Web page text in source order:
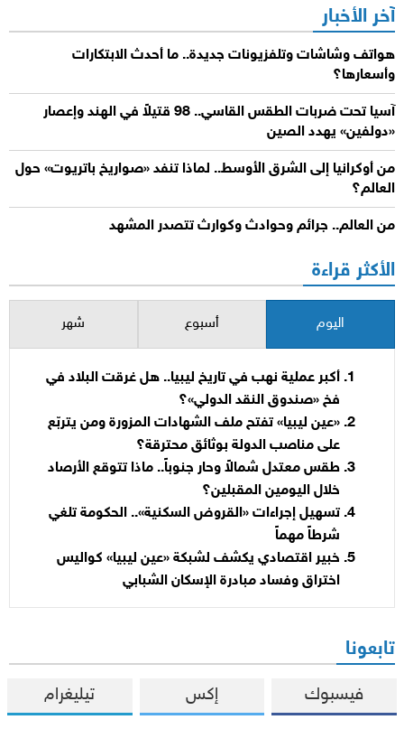
آخر الأخبار
هواتف وشاشات وتلفزيونات جديدة.. ما أحدث الابتكارات
وأسعارها؟
آسيا تحت ضربات الطقس القاسي.. 98 قتيلاً في الهند وإعصار
«دولفين» يهدد الصين
من أوكرانيا إلى الشرق الأوسط.. لماذا تنفد «صواريخ باتريوت» حول
العالم؟
من العالم.. جرائم وحوادث وكوارث تتصدر المشهد
الأكثر قراءة
اليوم أسبوع شهر
أكبر عملية نهب في تاريخ ليبيا.. هل غرقت البلاد في
فخ «صندوق النقد الدولي»؟
«عين ليبيا» تفتح ملف الشهادات المزورة ومن يتربّع
على مناصب الدولة بوثائق محترقة؟
طقس معتدل شمالاً وحار جنوباً.. ماذا تتوقع الأرصاد
خلال اليومين المقبلين؟
تسهيل إجراءات «القروض السكنية».. الحكومة تلغي
شرطاً مهماً
خبير اقتصادي يكشف لشبكة «عين ليبيا» كواليس
اختراق وفساد مبادرة الإسكان الشبابي
تابعونا
فيسبوك إكس تيليغرام